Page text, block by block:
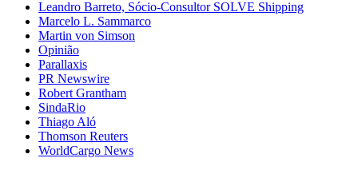
Leandro Barreto, Sócio-Consultor SOLVE Shipping
Marcelo L. Sammarco
Martin von Simson
Opinião
Parallaxis
PR Newswire
Robert Grantham
SindaRio
Thiago Aló
Thomson Reuters
WorldCargo News